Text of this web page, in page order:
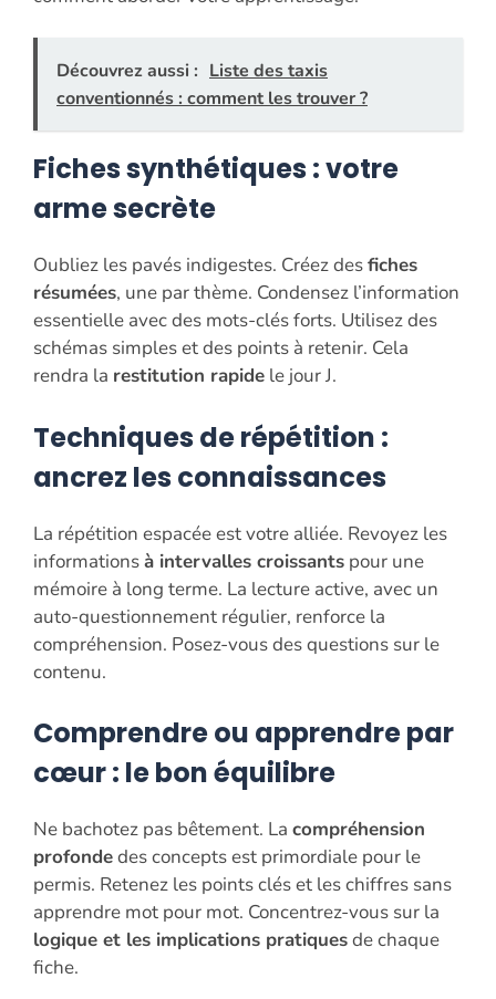
Découvrez aussi : Liste des taxis
conventionnés : comment les trouver ?
Fiches synthétiques : votre
arme secrète
Oubliez les pavés indigestes. Créez desfiches
résumées, une par thème. Condensez l’information
essentielle avec des mots-clés forts. Utilisez des
schémas simples et des points à retenir. Cela
rendra la restitution rapide le jour J.
Techniques de répétition :
ancrez les connaissances
La répétition espacée est votre alliée. Revoyez les
informationsà intervalles croissants pour une
mémoire à long terme. La lecture active, avec un
auto-questionnement régulier, renforce la
compréhension. Posez-vous des questions sur le
contenu.
Comprendre ou apprendre par
cœur : le bon équilibre
Ne bachotez pas bêtement. La compréhension
profondedes concepts est primordiale pour le
permis. Retenez les points clés et les chiffres sans
apprendre mot pour mot. Concentrez-vous sur la
logique et les implications pratiquesde chaque
fiche.